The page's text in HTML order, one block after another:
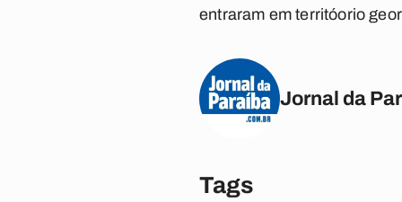
entraram em territóorio
Jornal da
Tags